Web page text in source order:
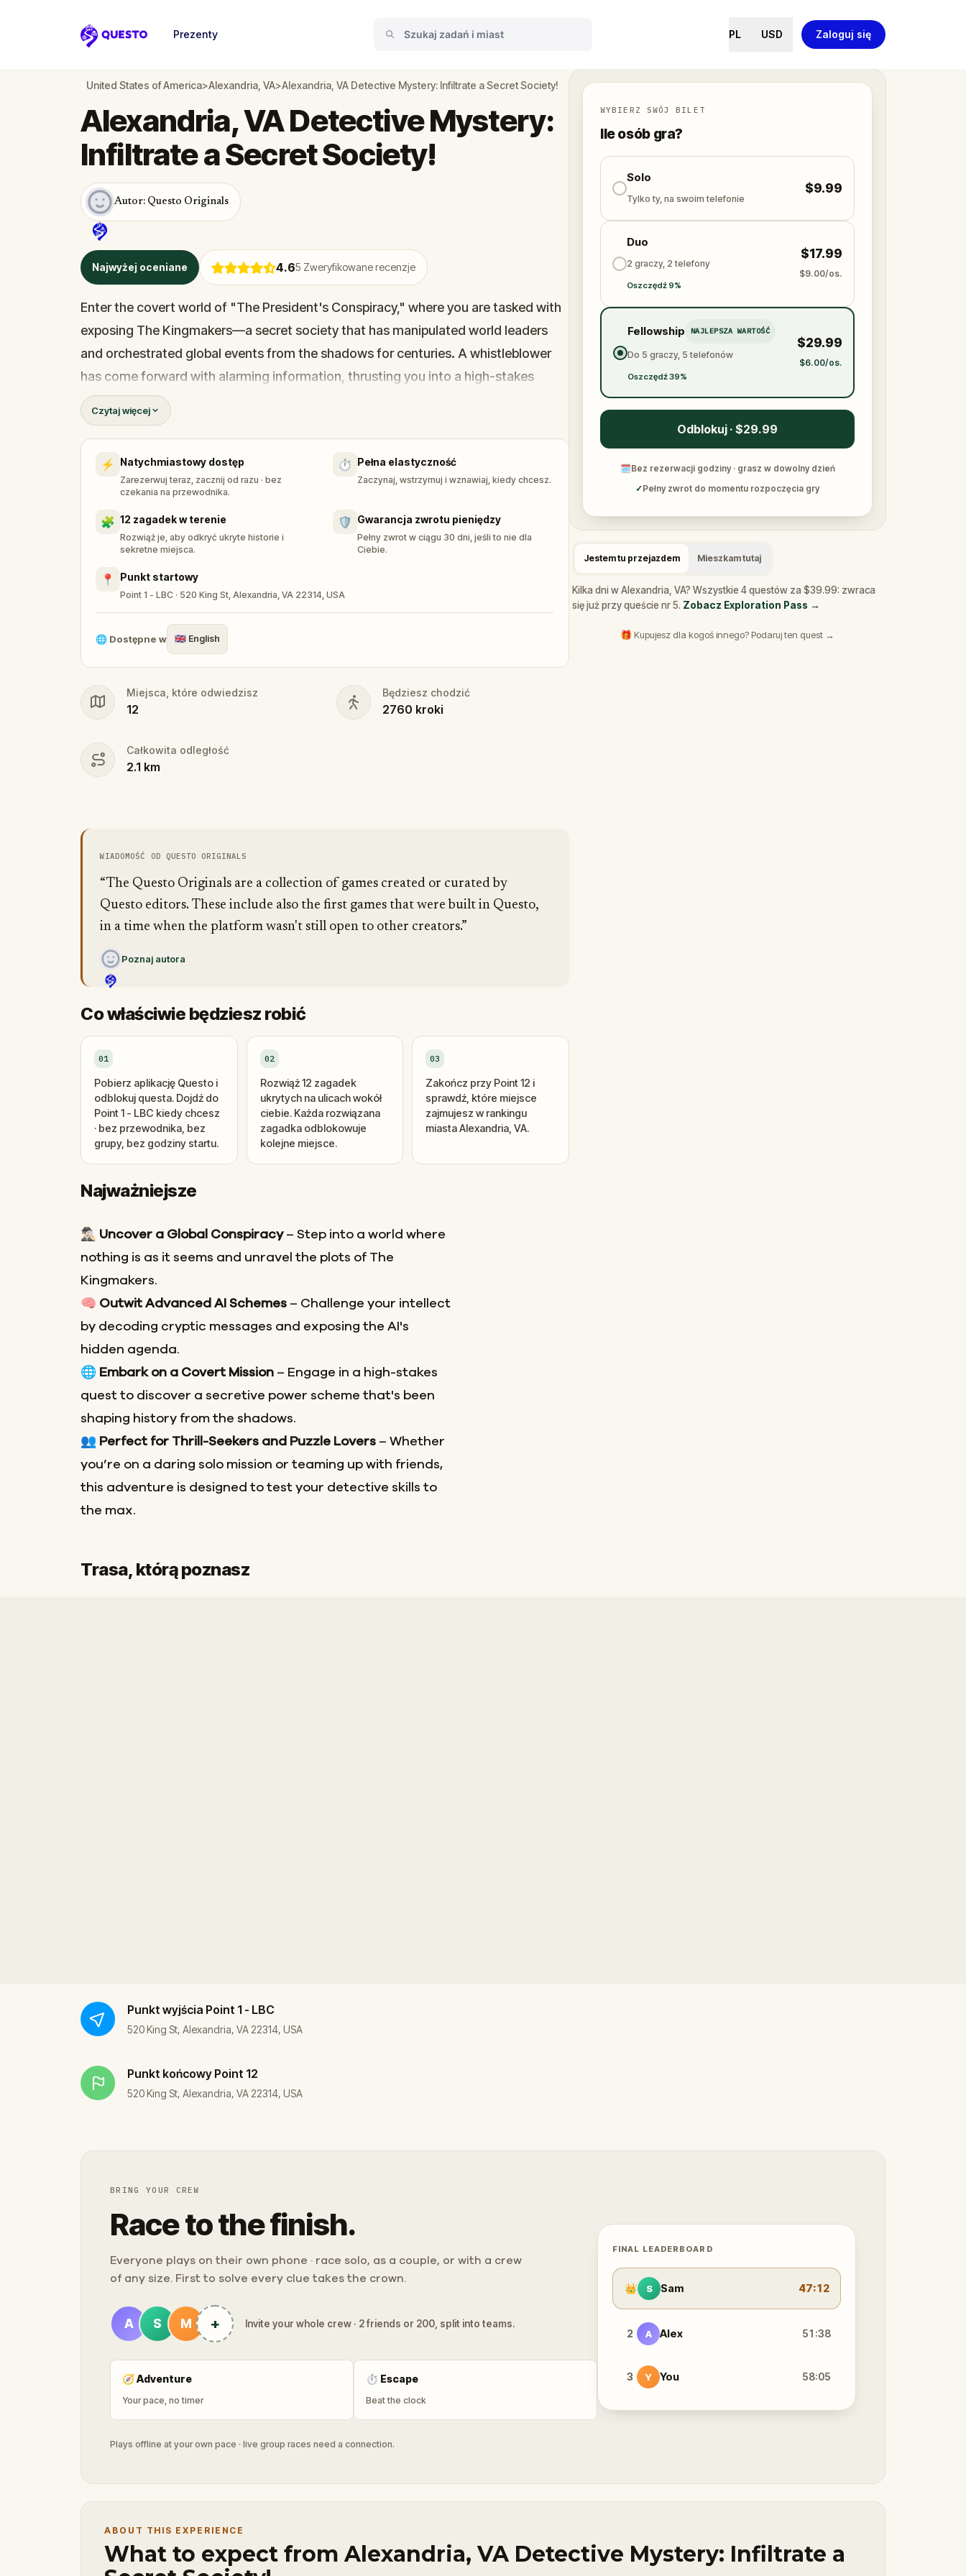
Questo
Prezenty PL USD Zaloguj się
United States of America>Alexandria, VA>Alexandria, VA Detective Mystery: Infiltrate a Secret Society!
Najwyżej oceniane 4.65 Zweryfikowane recenzje
Alexandria, VA Detective Mystery:
Infiltrate a Secret Society!
Autor: Questo Originals
Enter the covert world of "The President's Conspiracy," where you are tasked with
exposing The Kingmakers—a secret society that has manipulated world leaders
and orchestrated global events from the shadows for centuries. A whistleblower
has come forward with alarming information, thrusting you into a high-stakes
game of deceit.
Your mission: stay one step ahead, decode the secrets, and unravel the conspiracy
before their next grand scheme is unleashed.
Will you be the one to expose the truth and save the world from an invisible
tyranny?
Oh... and don't forget to say
Czytaj więcej
⚡ Natychmiastowy dostęp
Zarezerwuj teraz, zacznij od razu · bez
czekania na przewodnika.
⏱️ Pełna elastyczność
Zaczynaj, wstrzymuj i wznawiaj, kiedy chcesz.
🧩 12 zagadek w terenie
Rozwiąż je, aby odkryć ukryte historie i
sekretne miejsca.
🛡️ Gwarancja zwrotu pieniędzy
Pełny zwrot w ciągu 30 dni, jeśli to nie dla
Ciebie.
📍 Punkt startowy
Point 1 - LBC · 520 King St, Alexandria, VA 22314, USA
🌐 Dostępne w 🇬🇧 English
Miejsca, które odwiedzisz
12
Będziesz chodzić
2760 kroki
Całkowita odległość
2.1 km
WIADOMOŚĆ OD QUESTO ORIGINALS
“The Questo Originals are a collection of games created or curated by
Questo editors. These include also the first games that were built in Questo,
in a time when the platform wasn't still open to other creators.”
Poznaj autora
Co właściwie będziesz robić
01
Pobierz aplikację Questo i
odblokuj questa. Dojdź do
Point 1 - LBC kiedy chcesz
· bez przewodnika, bez
grupy, bez godziny startu.
02
Rozwiąż 12 zagadek
ukrytych na ulicach wokół
ciebie. Każda rozwiązana
zagadka odblokowuje
kolejne miejsce.
03
Zakończ przy Point 12 i
sprawdź, które miejsce
zajmujesz w rankingu
miasta Alexandria, VA.
Najważniejsze
🕵🏻‍♂️ Uncover a Global Conspiracy– Step into a world where
nothing is as it seems and unravel the plots of The
Kingmakers.
🧠 Outwit Advanced AI Schemes – Challenge your intellect
by decoding cryptic messages and exposing the AI's
hidden agenda.
🌐 Embark on a Covert Mission – Engage in a high-stakes
quest to discover a secretive power scheme that's been
shaping history from the shadows.
👥 Perfect for Thrill-Seekers and Puzzle Lovers – Whether
you’re on a daring solo mission or teaming up with friends,
this adventure is designed to test your detective skills to
the max.
WYBIERZ SWÓJ BILET
Ile osób gra?
Solo
Tylko ty, na swoim telefonie
$9.99
Duo
2 graczy, 2 telefony
Oszczędź 9%
$17.99
$9.00/os.
Fellowship NAJLEPSZA WARTOŚĆ
Do 5 graczy, 5 telefonów
Oszczędź 39%
$29.99
$6.00/os.
Odblokuj · $29.99
🗓Bez rezerwacji godziny · grasz w dowolny dzień
✓Pełny zwrot do momentu rozpoczęcia gry
Jestem tu przejazdem Mieszkam tutaj
Kilka dni w Alexandria, VA? Wszystkie 4 questów za $39.99: zwraca
się już przy queście nr 5. Zobacz Exploration Pass →
🎁 Kupujesz dla kogoś innego? Podaruj ten quest →
Trasa, którą poznasz
Punkt wyjścia Point 1 - LBC
520 King St, Alexandria, VA 22314, USA
Punkt końcowy Point 12
520 King St, Alexandria, VA 22314, USA
BRING YOUR CREW
Race to the finish.
Everyone plays on their own phone · race solo, as a couple, or with a crew
of any size. First to solve every clue takes the crown.
A S M + Invite your whole crew · 2 friends or 200, split into teams.
🧭Adventure
Your pace, no timer
⏱ Escape
Beat the clock
Plays offline at your own pace · live group races need a connection.
FINAL LEADERBOARD
👑 S Sam 47:12
2 A Alex 51:38
3 Y You 58:05
ABOUT THIS EXPERIENCE
What to expect from Alexandria, VA Detective Mystery: Infiltrate a